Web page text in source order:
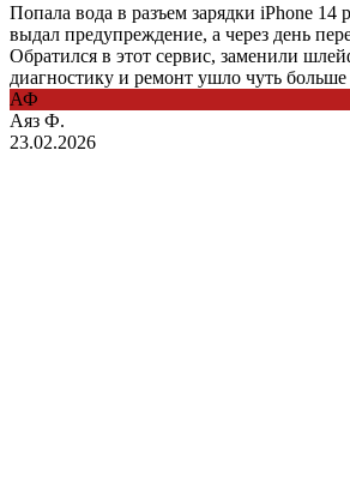
Попала вода в разъем зарядки iPhone 14
выдал предупреждение, а через день
Обратился в этот сервис, заменили
диагностику и ремонт ушло чуть
АФ
Аяз Ф.
23.02.2026